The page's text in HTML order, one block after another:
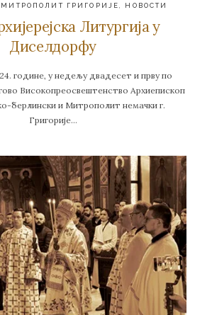
МИТРОПОЛИТ ГРИГОРИЈЕ НОВОСТИ
Литургија у
Диселдорфу
године, у недељу двадесет и прву по
Високопреосвештенство Архиепископ
берлински и Митрополит немачки г.
Григорије…